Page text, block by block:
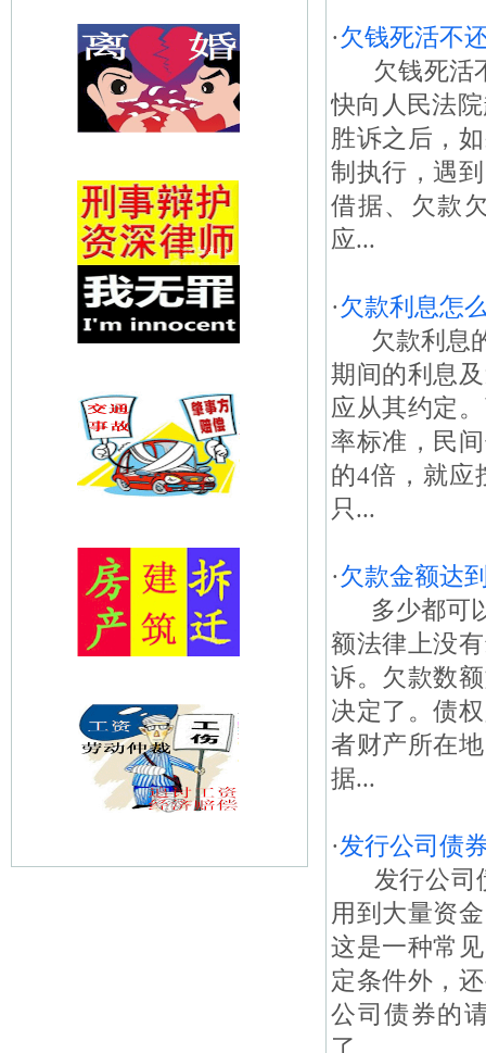
·欠钱死活不
欠钱死活不
快向人民法
胜诉之后，
制执行，遇
借据、欠款
应...
·欠款利息怎
欠款利息的
期间的利息
应从其约定
率标准，民
的4倍，就应
只...
·欠款金额达
多少都可以
额法律上没
诉。欠款数
决定了。债
者财产所在
据...
·发行公司债
发行公司
用到大量资
这是一种常
定条件外，
公司债券的